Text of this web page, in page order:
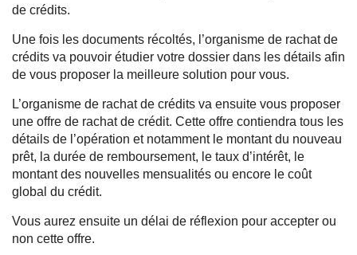
de crédits.
Une fois les documents récoltés, l’organisme de rachat de
crédits va pouvoir étudier votre dossier dans les détails afin
de vous proposer la meilleure solution pour vous.
L’organisme de rachat de crédits va ensuite vous proposer
une offre de rachat de crédit. Cette offre contiendra tous les
détails de l’opération et notamment le montant du nouveau
prêt, la durée de remboursement, le taux d’intérêt, le
montant des nouvelles mensualités ou encore le coût
global du crédit.
Vous aurez ensuite un délai de réflexion pour accepter ou
non cette offre.